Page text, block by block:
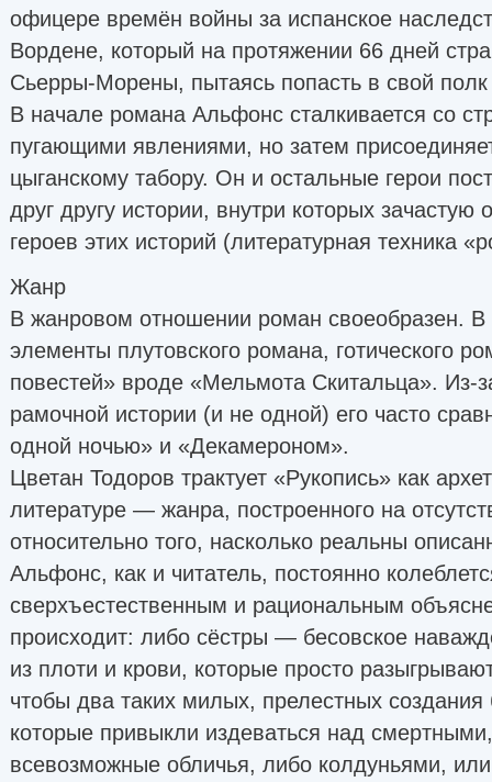
офицере времён войны за испанское
Вордене, который на протяжении 66 дней
Сьерры-Морены, пытаясь попасть в свой
В начале романа Альфонс сталкивается со
пугающими явлениями, но затем
цыганскому табору. Он и остальные герои
друг другу истории, внутри которых зачастую
героев этих историй (литературная техника
Жанр
В жанровом отношении роман своеобразен.
элементы плутовского романа, готического
повестей» вроде «Мельмота Скитальца». Из-
рамочной истории (и не одной) его часто
одной ночью» и «Декамероном».
Цветан Тодоров трактует «Рукопись» как
литературе — жанра, построенного на
относительно того, насколько реальны
Альфонс, как и читатель, постоянно
сверхъестественным и рациональным
происходит: либо сёстры — бесовское
из плоти и крови, которые просто
чтобы два таких милых, прелестных
которые привыкли издеваться над
всевозможные обличья, либо колдуньями,